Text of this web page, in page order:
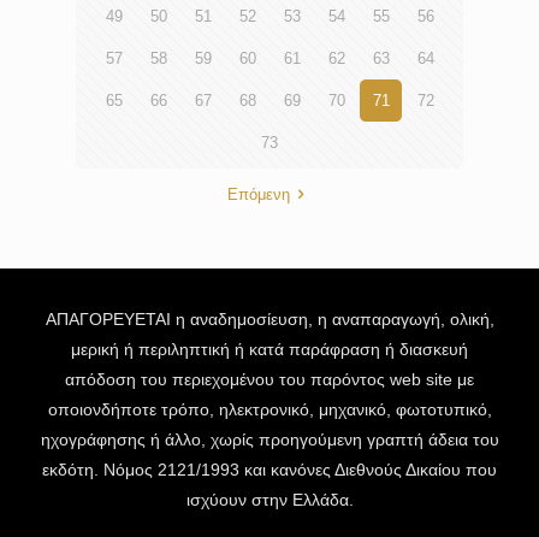
49 50 51 52 53 54 55 56
57 58 59 60 61 62 63 64
65 66 67 68 69 70 71 72
73
Επόμενη
ΑΠΑΓΟΡΕΥΕΤΑΙ η αναδημοσίευση, η αναπαραγωγή, ολική,
μερική ή περιληπτική ή κατά παράφραση ή διασκευή
απόδοση του περιεχομένου του παρόντος web site με
οποιονδήποτε τρόπο, ηλεκτρονικό, μηχανικό, φωτοτυπικό,
ηχογράφησης ή άλλο, χωρίς προηγούμενη γραπτή άδεια του
εκδότη. Νόμος 2121/1993 και κανόνες Διεθνούς Δικαίου που
ισχύουν στην Ελλάδα.